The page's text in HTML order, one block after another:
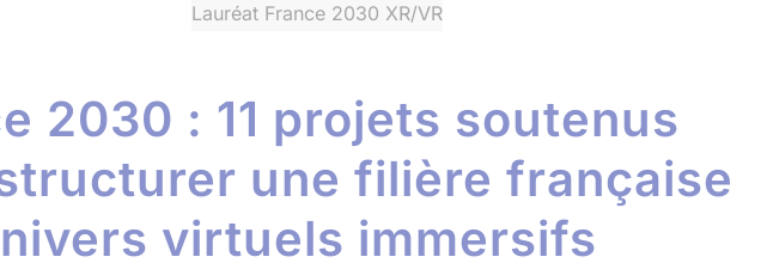
Lauréat France 2030 XR/VR
2030 : 11 projets soutenus
une filière française
virtuels immersifs